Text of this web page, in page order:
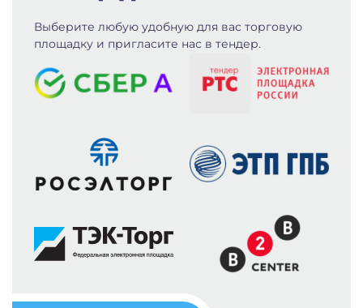
Выберите любую удобную для вас торговую
площадку и пригласите нас в тендер.